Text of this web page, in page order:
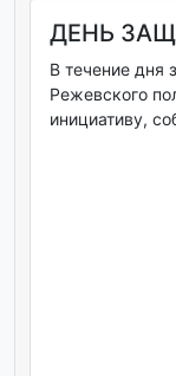
ДЕНЬ
В течение дня
Режевского
инициативу,